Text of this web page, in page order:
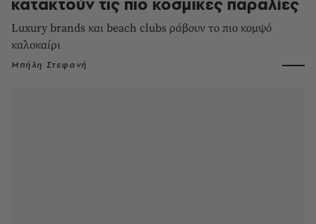
Luxury brands και beach clubs ράβουν το πιο κομψό
καλοκαίρι
Μπήλη Στεφανή